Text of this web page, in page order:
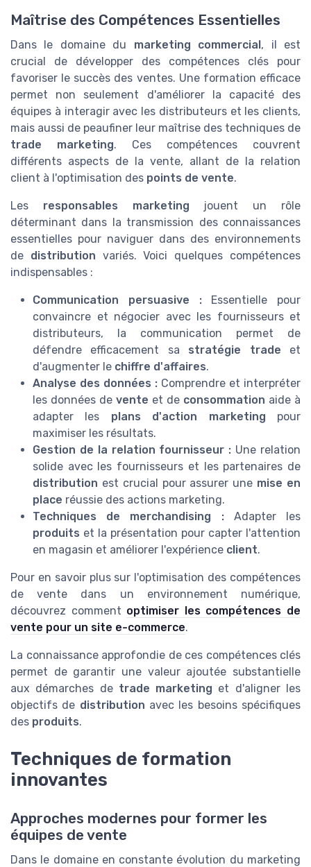
Maîtrise des Compétences Essentielles
Dans le domaine du marketing commercial, il est
crucial de développer des compétences clés pour
favoriser le succès des ventes. Une formation efficace
permet non seulement d'améliorer la capacité des
équipes à interagir avec les distributeurs et les clients,
mais aussi de peaufiner leur maîtrise des techniques de
trade marketing. Ces compétences couvrent
différents aspects de la vente, allant de la relation
client à l'optimisation des points de vente.
Les responsables marketing jouent un rôle
déterminant dans la transmission des connaissances
essentielles pour naviguer dans des environnements
de distribution variés. Voici quelques compétences
indispensables :
Communication persuasive :Essentielle pour
convaincre et négocier avec les fournisseurs et
distributeurs, la communication permet de
défendre efficacement sa stratégie trade et
d'augmenter le chiffre d'affaires.
Analyse des données : Comprendre et interpréter
les données de vente et de consommation aide à
adapter les plans d'action marketing pour
maximiser les résultats.
Gestion de la relation fournisseur : Une relation
solide avec les fournisseurs et les partenaires de
distribution est crucial pour assurer une mise en
place réussie des actions marketing.
Techniques de merchandising :Adapter les
produits et la présentation pour capter l'attention
en magasin et améliorer l'expérience client.
Pour en savoir plus sur l'optimisation des compétences
de vente dans un environnement numérique,
découvrez comment optimiser les compétences de
vente pour un site e-commerce.
La connaissance approfondie de ces compétences clés
permet de garantir une valeur ajoutée substantielle
aux démarches de trade marketing et d'aligner les
objectifs de distribution avec les besoins spécifiques
des produits.
Techniques de formation
innovantes
Approches modernes pour former les
équipes de vente
Dans le domaine en constante évolution du marketing